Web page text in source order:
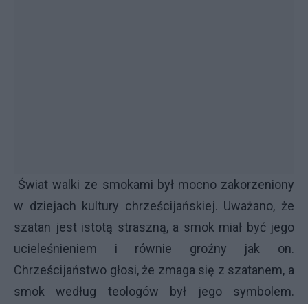
Świat walki ze smokami był mocno zakorzeniony
w dziejach kultury chrześcijańskiej. Uważano, że
szatan jest istotą straszną, a smok miał być jego
ucieleśnieniem i równie groźny jak on.
Chrześcijaństwo głosi, że zmaga się z szatanem, a
smok według teologów był jego symbolem.